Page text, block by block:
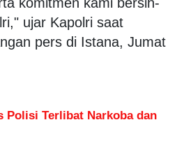
ujar Kapolri saat
pers di Istana, Jumat
Polisi Terlibat Narkoba dan